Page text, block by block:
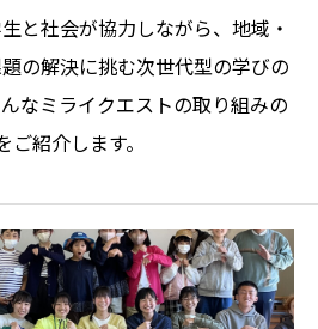
と社会が協力しながら、地域・
の解決に挑む次世代型の学びの
なミライクエストの取り組みの
ご紹介します。